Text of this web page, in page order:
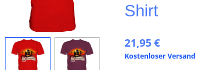
Shirt
21,95 €
Kostenloser Versand